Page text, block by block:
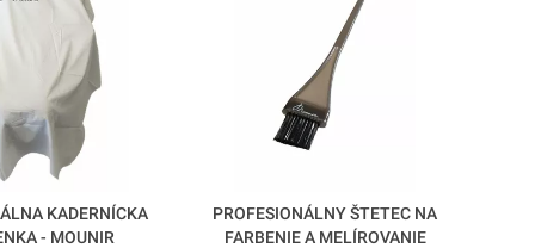
KADERNÍCKA
- MOUNIR
PROFESIONÁLNY ŠTETEC NA
FARBENIE A MELÍROVANIE